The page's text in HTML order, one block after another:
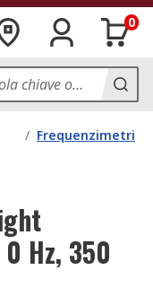
0
/ Frequenzimetri
Hz, 350